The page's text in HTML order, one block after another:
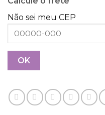
Não sei meu CEP